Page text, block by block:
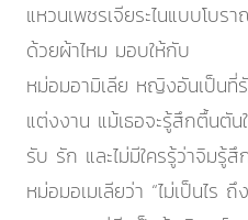
แหวนเพชรเจียระไนแบบโบ
ด้วยผ้าไหม มอบให้กับ
หม่อมอามิเลีย หญิงอันเป็นที่
แต่งงาน แม้เธอจะรู้สึกตื้นตั
รับ รัก และไม่มีใครรู้ว่าจิมรู้
หม่อมอเมเลียว่า “ไม่เป็นไร